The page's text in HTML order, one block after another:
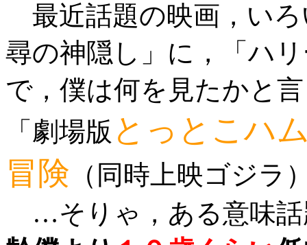
最近話題の映画，い
尋の神隠し」に，「ハ
で，僕は何を見たかと
「劇場版 とっとこハ
冒険 （同時上映ゴジラ
…そりゃ，ある意味